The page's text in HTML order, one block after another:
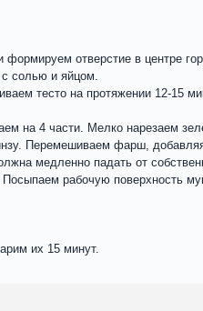
отверстие в центре
солью и яйцом.
тесто на протяжении 12-15
на 4 части. Мелко нарезаем
Перемешиваем фарш,
медленно падать от
рабочую поверхность
их 15 минут.